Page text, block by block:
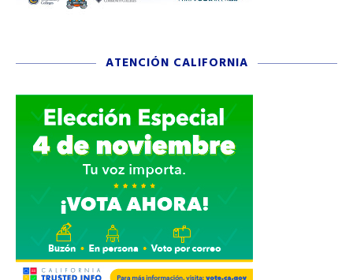
ATENCIÓN CALIFORNIA